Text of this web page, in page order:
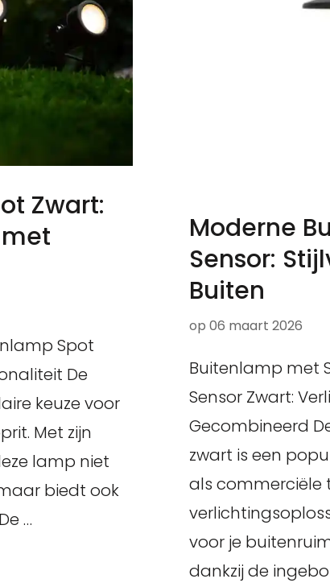
Zwart:
Spot
De
keuze voor
Met zijn
lamp niet
biedt ook
…
Moderne
Sensor:
Buiten
op 06 maart 2026
Buitenlamp met
Sensor Zwart:
Gecombineerd
zwart is een
als commerciële
voor je
dankzij de